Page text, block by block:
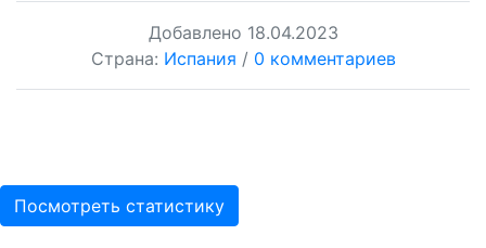
Добавлено 18.04.2023
Страна: Испания / 0 комментариев
Посмотреть статистику